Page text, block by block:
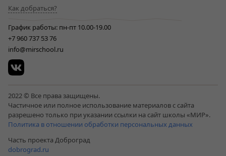
Как добраться?
График работы: пн-пт 10.00-19.00
+7 960 737 53 76
info@mirschool.ru
2022 © Все права защищены.
Частичное или полное использование материалов с сайта
разрешено только при указании ссылки на сайт школы «МИР».
Политика в отношении обработки персональных данных
Часть проекта Доброград
dobrograd.ru